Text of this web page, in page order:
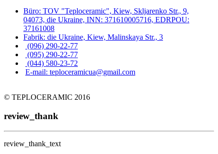
Büro: TOV "Teploceramic", Kiew, Skljarenko Str., 9,
04073, die Ukraine, INN: 371610005716, EDRPOU:
37161008
Fabrik: die Ukraine, Kiew, Malinskaya Str., 3
(096) 290-22-77
(095) 290-22-77
(044) 580-23-72
E-mail: teploceramicua@gmail.com
© TEPLOCERAMIC 2016
review_thank
review_thank_text